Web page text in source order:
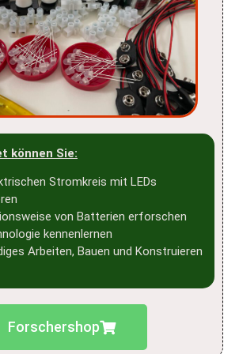
können Sie:
Stromkreis mit LEDs
von Batterien erforschen
kennenlernen
Arbeiten, Bauen und Konstruieren
Forschershop